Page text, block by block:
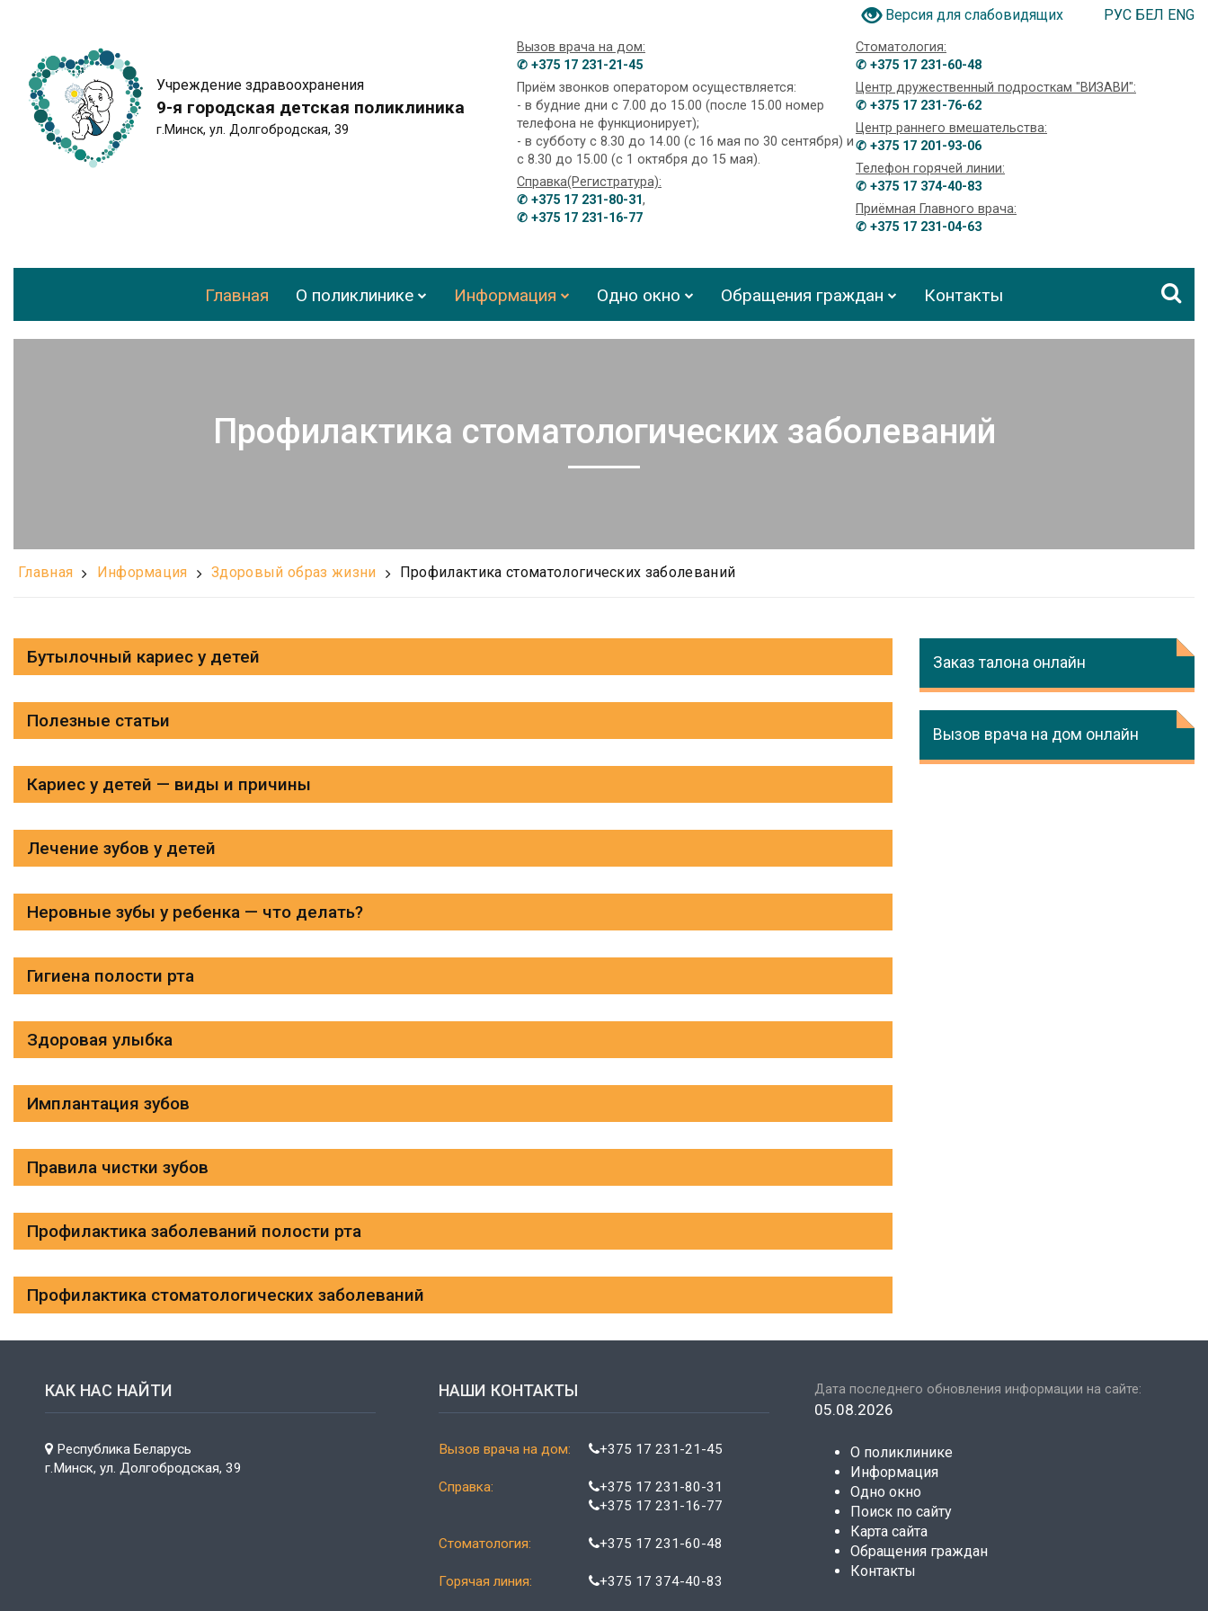
Версия для слабовидящих РУС БЕЛ ENG
Учреждение здравоохранения
9-я городская детская поликлиника
г.Минск, ул. Долгобродская, 39
Вызов врача на дом:
✆ +375 17 231-21-45
Приём звонков оператором осуществляется:
- в будние дни с 7.00 до 15.00 (после 15.00 номер
телефона не функционирует);
- в субботу с 8.30 до 14.00 (с 16 мая по 30 сентября) и
с 8.30 до 15.00 (с 1 октября до 15 мая).
Справка(Регистратура):
✆ +375 17 231-80-31,
✆ +375 17 231-16-77
Стоматология:
✆ +375 17 231-60-48
Центр дружественный подросткам "ВИЗАВИ":
✆ +375 17 231-76-62
Центр раннего вмешательства:
✆ +375 17 201-93-06
Телефон горячей линии:
✆ +375 17 374-40-83
Приёмная Главного врача:
✆ +375 17 231-04-63
Главная О поликлинике Информация Одно окно Обращения граждан Контакты
Профилактика стоматологических заболеваний
Главная Информация Здоровый образ жизни Профилактика стоматологических заболеваний
Бутылочный кариес у детей
Полезные статьи
Кариес у детей — виды и причины
Лечение зубов у детей
Неровные зубы у ребенка — что делать?
Гигиена полости рта
Здоровая улыбка
Имплантация зубов
Правила чистки зубов
Профилактика заболеваний полости рта
Профилактика стоматологических заболеваний
Заказ талона онлайн
Вызов врача на дом онлайн
КАК НАС НАЙТИ
Республика Беларусь
г.Минск, ул. Долгобродская, 39
НАШИ КОНТАКТЫ
Вызов врача на дом: +375 17 231-21-45
Справка:
+375 17 231-80-31
+375 17 231-16-77
Стоматология: +375 17 231-60-48
Горячая линия: +375 17 374-40-83
Дата последнего обновления информации на сайте:
05.08.2026
О поликлинике
Информация
Одно окно
Поиск по сайту
Карта сайта
Обращения граждан
Контакты